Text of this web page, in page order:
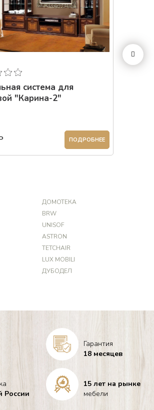
система для
"Карина-2"
ПОДРОБНЕЕ
ДОМОТЕКА
BRW
UNISOF
ASTRON
TETCHAIR
LUX MOBILI
ДУБОДЕЛ
Гарантия
18 месяцев
России
15 лет на рынке
мебели